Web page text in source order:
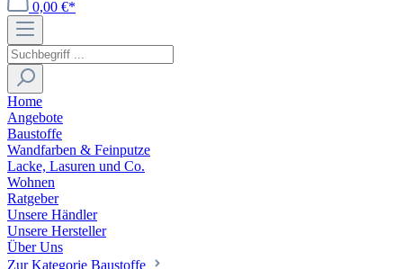
0,00 €*
Home
Angebote
Baustoffe
Wandfarben & Feinputze
Lacke, Lasuren und Co.
Wohnen
Ratgeber
Unsere Händler
Unsere Hersteller
Über Uns
Zur Kategorie Baustoffe